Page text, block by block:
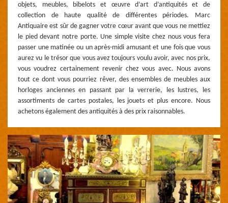
objets, meubles, bibelots et œuvre d’art d’antiquités et de
collection de haute qualité de différentes périodes. Marc
Antiquaire est sûr de gagner votre cœur avant que vous ne mettiez
le pied devant notre porte. Une simple visite chez nous vous fera
passer une matinée ou un après-midi amusant et une fois que vous
aurez vu le trésor que vous avez toujours voulu avoir, avec nos prix,
vous voudrez certainement revenir chez vous avec. Nous avons
tout ce dont vous pourriez rêver, des ensembles de meubles aux
horloges anciennes en passant par la verrerie, les lustres, les
assortiments de cartes postales, les jouets et plus encore. Nous
achetons également des antiquités à des prix raisonnables.